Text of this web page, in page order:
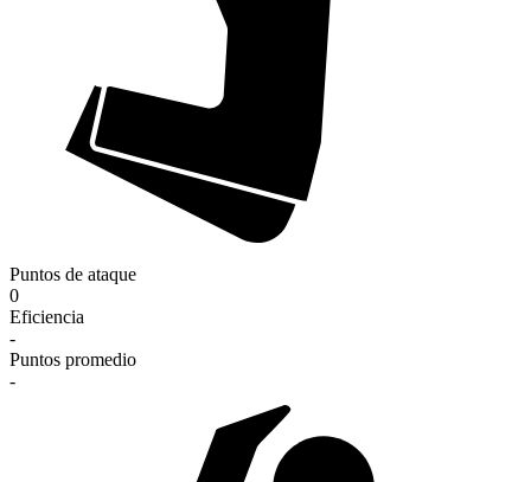
Puntos de ataque
0
Eficiencia
-
Puntos promedio
-